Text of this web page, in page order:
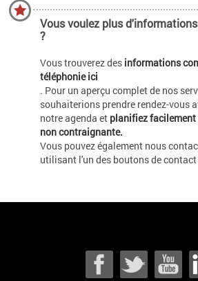
Vous voulez plus d'informations
?
Vous trouverez des informations
téléphonie ici
. Pour un aperçu complet de nos
souhaiterions prendre rendez-vous
notre agenda et planifiez
non contraignante.
Vous pouvez également nous
utilisant l'un des boutons de